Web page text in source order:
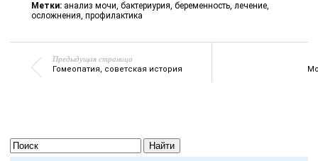
Метки: анализ мочи, бактериурия, беременность, лечение,
осложнения, профилактика
Предыдущая страница
Гомеопатия, советская история
Найти